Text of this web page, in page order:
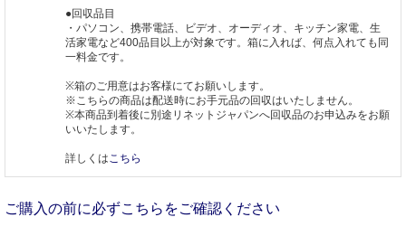
●回収品目
・パソコン、携帯電話、ビデオ、オーディオ、キッチン家電、生
活家電など400品目以上が対象です。箱に入れば、何点入れても同
一料金です。
※箱のご用意はお客様にてお願いします。
※こちらの商品は配送時にお手元品の回収はいたしません。
※本商品到着後に別途リネットジャパンへ回収品のお申込みをお願
いいたします。
詳しくは こちら
ご購入の前に必ずこちらをご確認ください